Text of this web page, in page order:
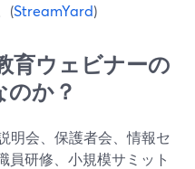
(StreamYard)
育ウェビナーの
か？
明会、保護者会、情報セ
員研修、小規模サミット